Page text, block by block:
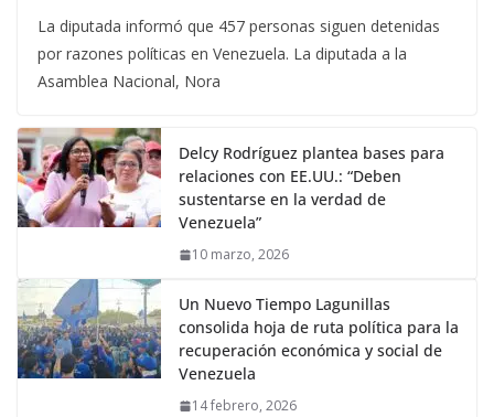
La diputada informó que 457 personas siguen detenidas
por razones políticas en Venezuela. La diputada a la
Asamblea Nacional, Nora
Delcy Rodríguez plantea bases para
relaciones con EE.UU.: “Deben
sustentarse en la verdad de
Venezuela”
10 marzo, 2026
Un Nuevo Tiempo Lagunillas
consolida hoja de ruta política para la
recuperación económica y social de
Venezuela
14 febrero, 2026